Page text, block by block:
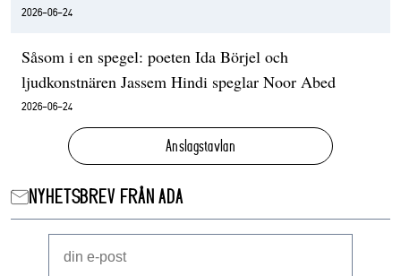
2026-06-24
Såsom i en spegel: poeten Ida Börjel och
ljudkonstnären Jassem Hindi speglar Noor Abed
2026-06-24
Anslagstavlan
NYHETSBREV FRÅN ADA